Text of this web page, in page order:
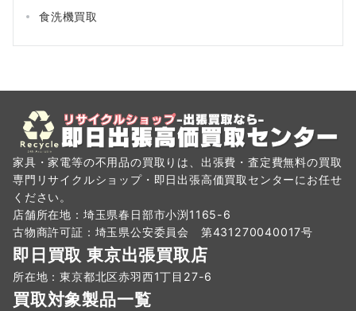
食洗機買取
家具・家電等の不用品の買取りは、出張費・査定費無料の買取
専門リサイクルショップ・即日出張高価買取センターにお任せ
ください。
店舗所在地：埼玉県春日部市小渕1165-6
古物商許可証：埼玉県公安委員会 第431270040017号
即日買取 東京出張買取店
所在地：東京都北区赤羽西1丁目27-6
買取対象製品一覧